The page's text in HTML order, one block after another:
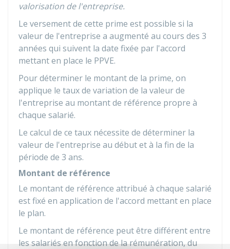
valorisation de l'entreprise.
Le versement de cette prime est possible si la
valeur de l'entreprise a augmenté au cours des 3
années qui suivent la date fixée par l'accord
mettant en place le PPVE.
Pour déterminer le montant de la prime, on
applique le taux de variation de la valeur de
l'entreprise au montant de référence propre à
chaque salarié.
Le calcul de ce taux nécessite de déterminer la
valeur de l'entreprise au début et à la fin de la
période de 3 ans.
Montant de référence
Le montant de référence attribué à chaque salarié
est fixé en application de l'accord mettant en place
le plan.
Le montant de référence peut être différent entre
les salariés en fonction de la rémunération, du